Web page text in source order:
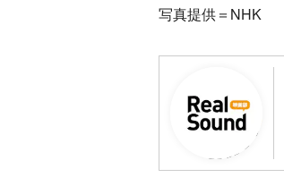
写真提供＝NHK